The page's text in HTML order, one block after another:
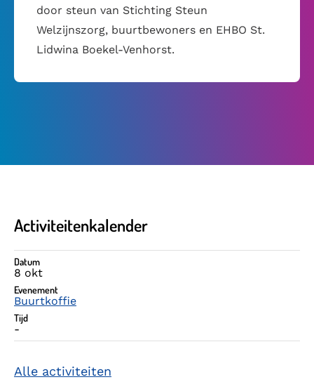
door steun van Stichting Steun
Welzijnszorg, buurtbewoners en EHBO St.
Lidwina Boekel-Venhorst.
Activiteitenkalender
Datum
Datum
8 okt
Evenement
Buurtkoffie
Tijd
-
Alle activiteiten